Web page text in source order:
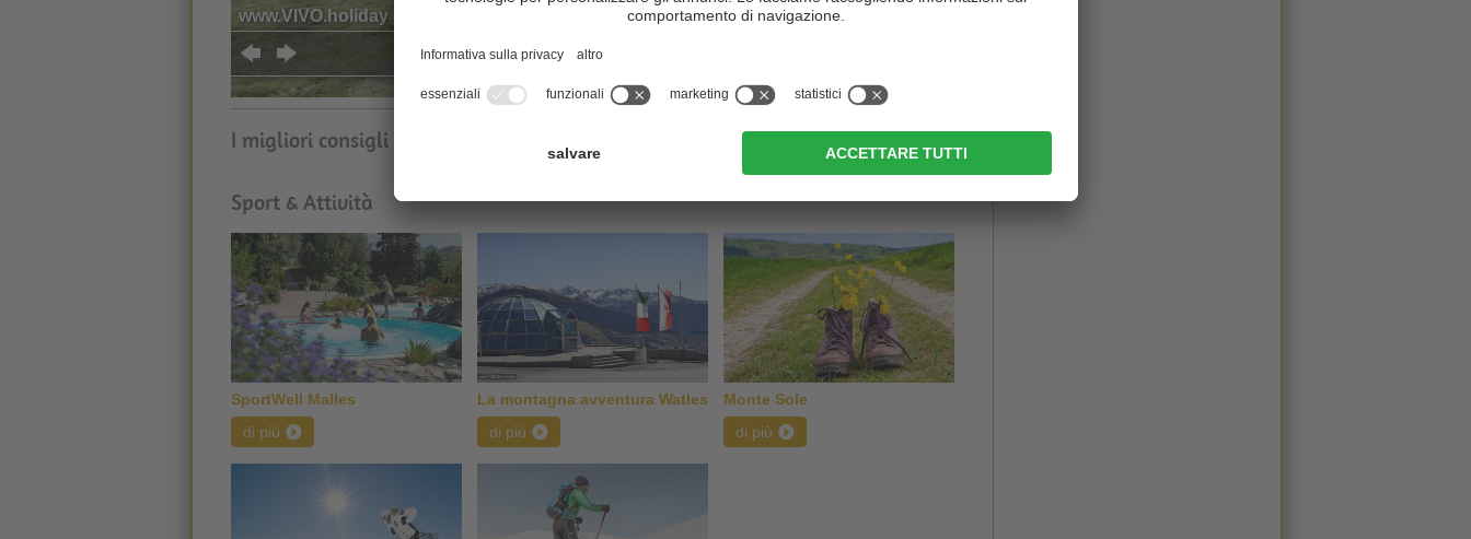
I migliori consigli per la tua vacanza a Malles, Alto Adige:
Sport & Attività
SportWell Malles
di più
La montagna avventura Watles
di più
Monte Sole
di più